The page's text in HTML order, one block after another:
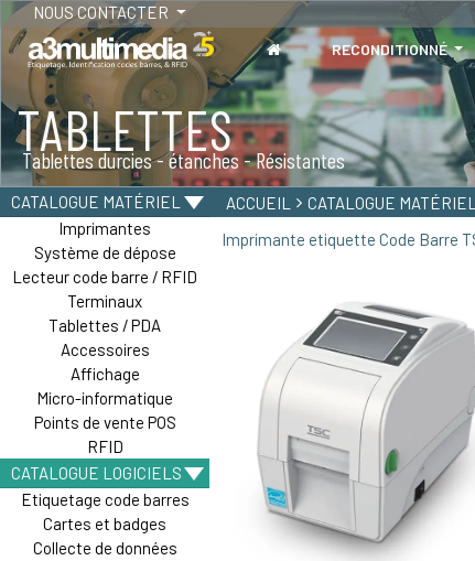
NOUS CONTACTER
RECONDITIONNÉ
TABLETTES
Tablettes durcies - étanches - Résistantes
CATALOGUE MATÉRIEL
Imprimantes
Système de dépose
Lecteur code barre / RFID
Terminaux
Tablettes / PDA
Accessoires
Affichage
Micro-informatique
Points de vente POS
RFID
CATALOGUE LOGICIELS
Etiquetage code barres
Cartes et badges
Collecte de données
ACCUEIL CATALOGUE MATÉRIEL
Imprimante etiquette Code Barre